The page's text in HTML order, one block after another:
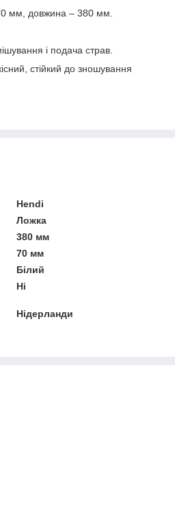
мм, довжина – 380 мм.
і подача страв.
стійкий до зношування
Hendi
Ложка
380 мм
70 мм
Білий
Ні
Нідерланди